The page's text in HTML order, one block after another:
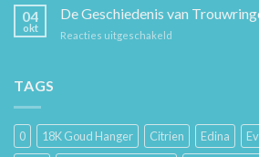
Hem
Verzorging:
Hoe
04
okt
De Geschiedenis van
Reacties uitgeschakeld
Hun
Betekenis
TAGS
0 18K Goud Hanger Citrien Edina